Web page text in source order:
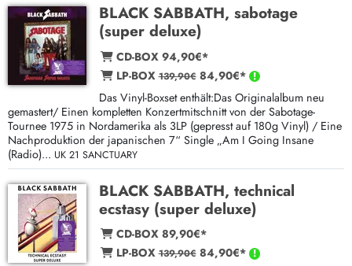
BLACK SABBATH, sabotage
(super deluxe)
CD-BOX 94,90€*
LP-BOX139,90€84,90€*
Das Vinyl-Boxset enthält:Das Originalalbum neu
gemastert/ Einen kompletten Konzertmitschnitt von der Sabotage-
Tournee 1975 in Nordamerika als 3LP (gepresst auf 180g Vinyl) / Eine
Nachproduktion der japanischen 7“ Single „Am I Going Insane
(Radio)... UK 21 SANCTUARY
BLACK SABBATH, technical
ecstasy (super deluxe)
CD-BOX 89,90€*
LP-BOX139,90€84,90€*